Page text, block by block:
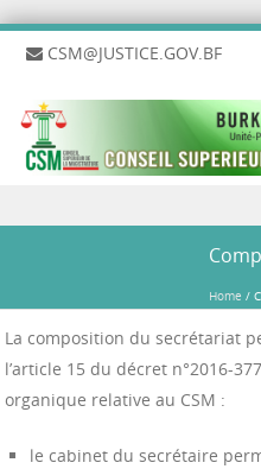
CSM@JUSTICE.GOV.BF
Home /
La composition du secrétariat
l’article 15 du décret n°2016-
organique relative au CSM :
le cabinet du secrétaire